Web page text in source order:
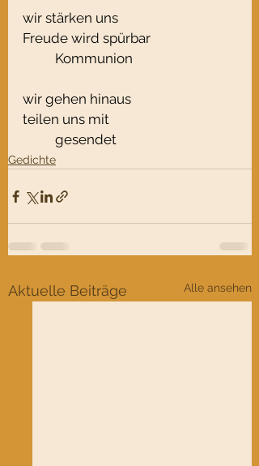
wir stärken uns
Freude wird spürbar
	Kommunion
wir gehen hinaus
teilen uns mit
	gesendet
Gedichte
Aktuelle Beiträge Alle ansehen